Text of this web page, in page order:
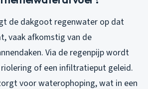
de dakgoot regenwater op dat
vaak afkomstig van de
Via de regenpijp wordt
of een infiltratieput geleid.
voor waterophoping, wat in een